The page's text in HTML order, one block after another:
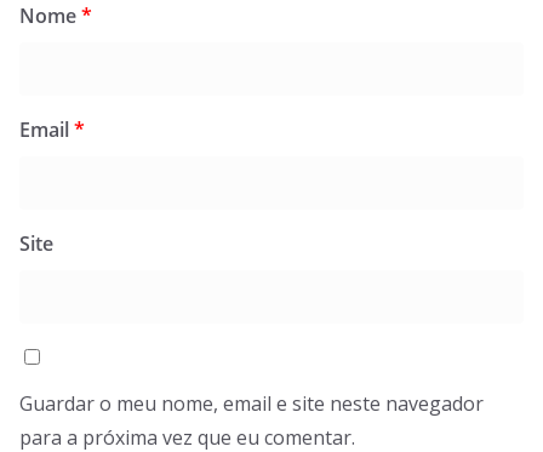
Nome*
Email*
Site
Guardar o meu nome, email e site neste navegador
para a próxima vez que eu comentar.